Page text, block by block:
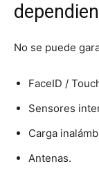
No se puede
FaceID /
Sensores
Carga
Antenas.